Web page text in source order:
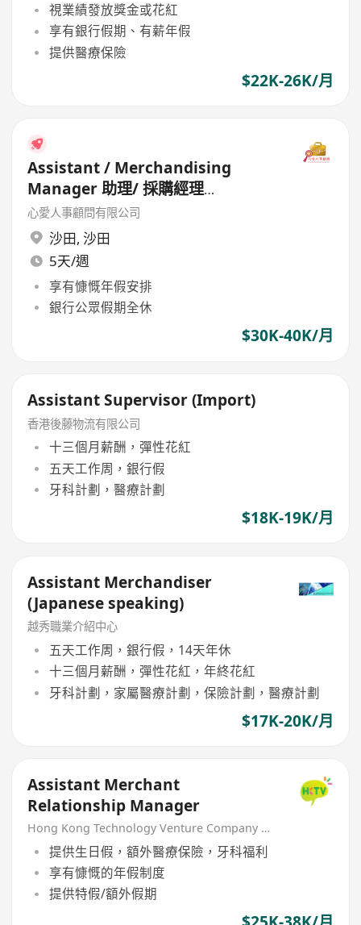
視業績發放獎金或花紅
享有銀行假期、有薪年假
提供醫療保險
$22K-26K/月
Assistant / Merchandising
Manager 助理/ 採購經理
(Garment)
心愛人事顧問有限公司
沙田, 沙田
5天/週
享有慷慨年假安排
銀行公眾假期全休
$30K-40K/月
Assistant Supervisor (Import)
香港後藤物流有限公司
十三個月薪酬，彈性花紅
五天工作周，銀行假
牙科計劃，醫療計劃
$18K-19K/月
Assistant Merchandiser
(Japanese speaking)
越秀職業介紹中心
五天工作周，銀行假，14天年休
十三個月薪酬，彈性花紅，年終花紅
牙科計劃，家屬醫療計劃，保險計劃，醫療計劃
$17K-20K/月
Assistant Merchant
Relationship Manager
Hong Kong Technology Venture Company Limited(HKTV)
提供生日假，額外醫療保險，牙科福利
享有慷慨的年假制度
提供特假/額外假期